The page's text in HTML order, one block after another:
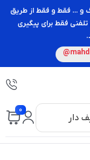
و ... فقط و فقط از طریق
تلفنی فقط برای پیگیری
0